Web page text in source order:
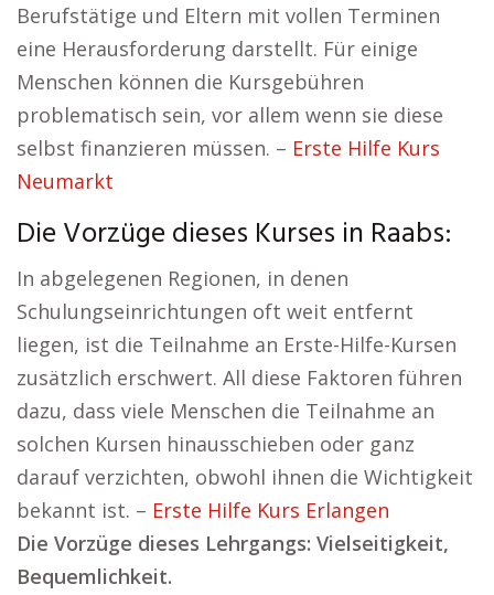
Berufstätige und Eltern mit vollen Terminen
eine Herausforderung darstellt. Für einige
Menschen können die Kursgebühren
problematisch sein, vor allem wenn sie diese
selbst finanzieren müssen. – Erste Hilfe Kurs
Neumarkt
Die Vorzüge dieses Kurses in Raabs:
In abgelegenen Regionen, in denen
Schulungseinrichtungen oft weit entfernt
liegen, ist die Teilnahme an Erste-Hilfe-Kursen
zusätzlich erschwert. All diese Faktoren führen
dazu, dass viele Menschen die Teilnahme an
solchen Kursen hinausschieben oder ganz
darauf verzichten, obwohl ihnen die Wichtigkeit
bekannt ist. – Erste Hilfe Kurs Erlangen
Die Vorzüge dieses Lehrgangs: Vielseitigkeit,
Bequemlichkeit.